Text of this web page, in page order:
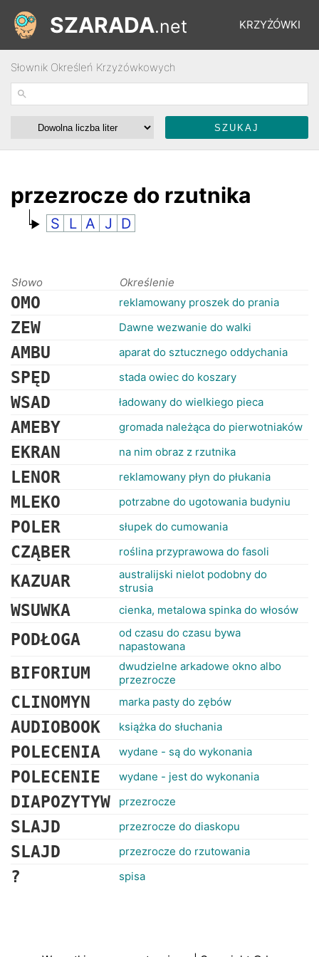
KRZYŻÓWKI
ŁAMIGŁÓWKI
RANKINGI
SZARADA.net
Słownik Określeń Krzyżówkowych
przezrocze do rzutnika
S L A J D
Słowo Określenie
OMO reklamowany proszek do prania
ZEW Dawne wezwanie do walki
AMBU aparat do sztucznego oddychania
SPĘD stada owiec do koszary
WSAD ładowany do wielkiego pieca
AMEBY gromada należąca do pierwotniaków
EKRAN na nim obraz z rzutnika
LENOR reklamowany płyn do płukania
MLEKO potrzabne do ugotowania budyniu
POLER słupek do cumowania
CZĄBER roślina przyprawowa do fasoli
KAZUAR
australijski nielot podobny do
strusia
WSUWKA cienka, metalowa spinka do włosów
PODŁOGA
od czasu do czasu bywa
napastowana
BIFORIUM
dwudzielne arkadowe okno albo
przezrocze
CLINOMYN marka pasty do zębów
AUDIOBOOK książka do słuchania
POLECENIA wydane - są do wykonania
POLECENIE wydane - jest do wykonania
DIAPOZYTYW przezrocze
SLAJD przezrocze do diaskopu
SLAJD przezrocze do rzutowania
? spisa